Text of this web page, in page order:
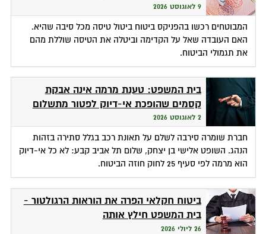
9 לאוגוסט 2026
המבוטחים רכשו בהפניקס ביטוח ביטול טיסה מכל סיבה שהיא.
האם העובדה שאל על הקדימה וביטלה את הטיסה שוללת מהם
את תגמולי הביטוח.
בית המשפט: טענת מרמה אינה אבקת
קסמים שהופכת אי-דיוק לפטור מתשלום
2 לאוגוסט 2026
חברת שומרה סירבה לשלם על תאונת רכב בגלל סתירה בזהות
הנהג. השופט אלישי בן יצחק, שלום תל אביב קבע: לא כל אי-דיוק
הוא מרמה לפי סעיף 25 לחוק חוזה הביטוח.
ביטוח חקלאי הפרה את הוראות הרגולטור -
בית המשפט חילץ אותה
26 ליולי 2026